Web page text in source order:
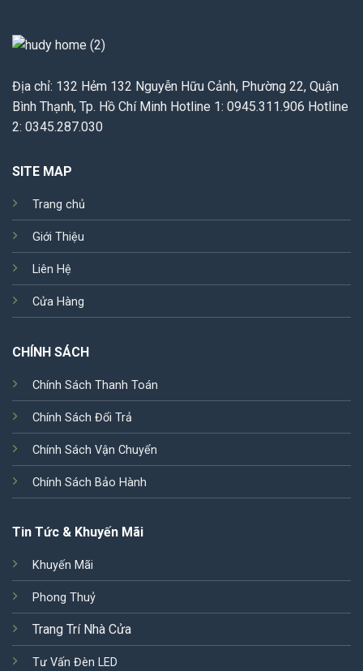
Địa chỉ: 132 Hẻm 132 Nguyễn Hữu Cảnh, Phường 22, Quận
Bình Thạnh, Tp. Hồ Chí Minh Hotline 1: 0945.311.906 Hotline
2: 0345.287.030
SITE MAP
Trang chủ
Giới Thiệu
Liên Hệ
Cửa Hàng
CHÍNH SÁCH
Chính Sách Thanh Toán
Chính Sách Đổi Trả
Chính Sách Vận Chuyển
Chính Sách Bảo Hành
Tin Tức & Khuyến Mãi
Khuyến Mãi
Phong Thuỷ
Trang Trí Nhà Cửa
Tư Vấn Đèn LED